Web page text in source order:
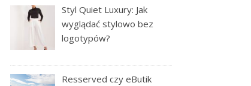
Styl Quiet Luxury: Jak
wyglądać stylowo bez
logotypów?
Resserved czy eButik